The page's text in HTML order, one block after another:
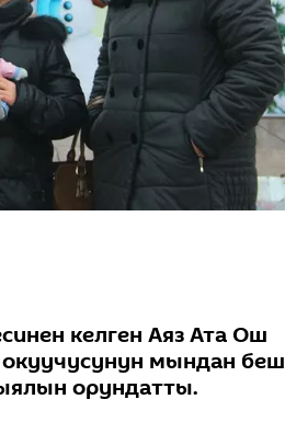
келген Аяз Ата Ош
мындан беш
орундатты.